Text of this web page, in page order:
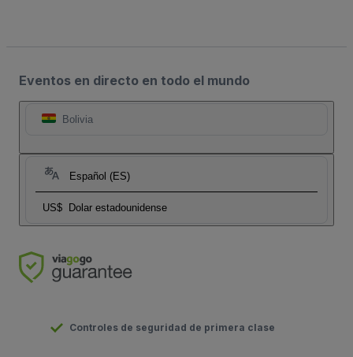
Eventos en directo en todo el mundo
Bolivia
Español (ES)
US$ Dolar estadounidense
Controles de seguridad de primera clase